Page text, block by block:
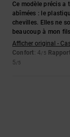
Ce modèle précis a
abîmées : le
chevilles. Elles ne
beaucoup à mon
Afficher original -
Confort: 4/5
5/5